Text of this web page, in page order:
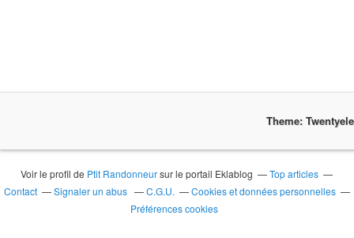
Theme:
Voir le profil de Ptit Randonneursur le portail Eklablog
Top articles
Contact
Signaler un abus C.G.U.
Cookies et données personnelles
Préférences cookies